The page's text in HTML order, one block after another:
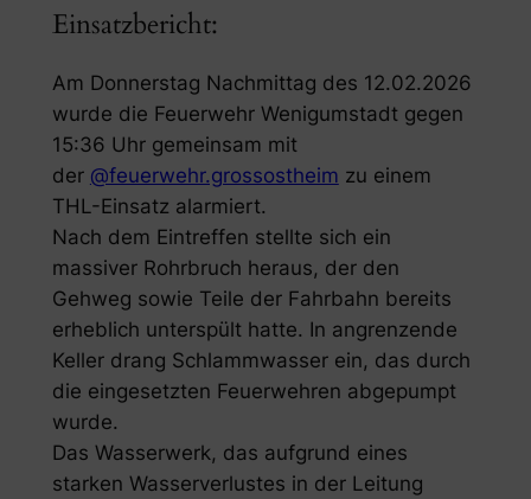
Einsatzbericht:
Am Donnerstag Nachmittag des 12.02.2026
wurde die Feuerwehr Wenigumstadt gegen
15:36 Uhr gemeinsam mit
der @feuerwehr.grossostheim zu einem
THL-Einsatz alarmiert.
Nach dem Eintreffen stellte sich ein
massiver Rohrbruch heraus, der den
Gehweg sowie Teile der Fahrbahn bereits
erheblich unterspült hatte. In angrenzende
Keller drang Schlammwasser ein, das durch
die eingesetzten Feuerwehren abgepumpt
wurde.
Das Wasserwerk, das aufgrund eines
starken Wasserverlustes in der Leitung